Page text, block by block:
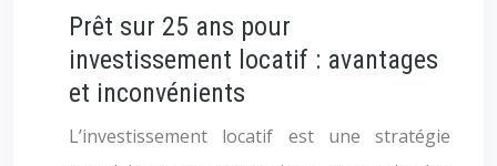
Prêt sur 25 ans pour
investissement locatif : avantages
et inconvénients
L’investissement locatif est une stratégie